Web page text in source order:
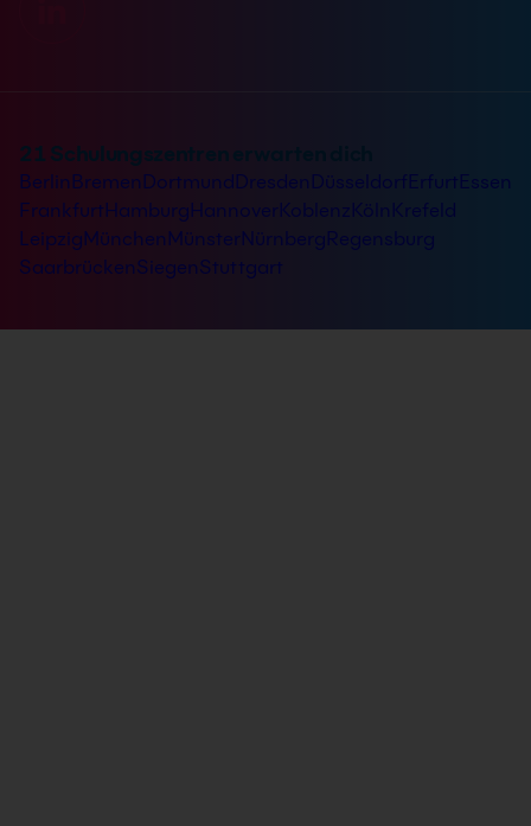
21 Schulungszentren erwarten dich
Berlin Bremen Dortmund ErfurtEssen
FrankfurtHamburgHannover
Krefeld
LeipzigMünchen Münster
SaarbrückenSiegen Stuttgart